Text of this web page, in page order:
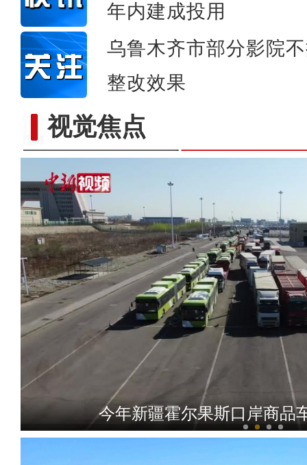
年内建成投用
乌鲁木齐市部分影院
整改效果
视觉焦点新疆乌什县：万亩核桃
今年新疆霍尔果斯口岸商品